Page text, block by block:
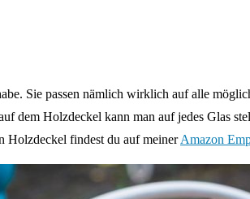
Sie passen nämlich wirklich auf alle
dem Holzdeckel kann man auf jedes Glas
Holzdeckel findest du auf meinerAmazon